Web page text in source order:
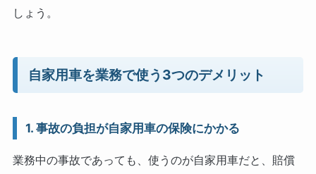
しょう。
自家用車を業務で使う3つのデメリット
1. 事故の負担が自家用車の保険にかかる
業務中の事故であっても、使うのが自家用車だと、賠償